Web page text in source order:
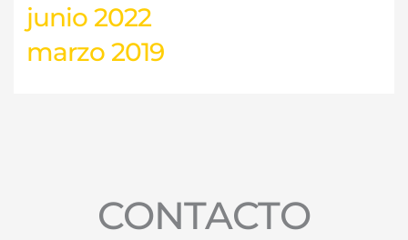
junio 2022
marzo 2019
CONTACTO